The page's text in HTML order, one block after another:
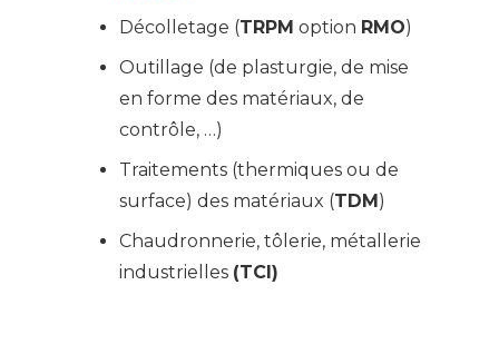
Décolletage (TRPM option RMO)
Outillage (de plasturgie, de mise
en forme des matériaux, de
contrôle, …)
Traitements (thermiques ou de
surface) des matériaux (TDM)
Chaudronnerie, tôlerie, métallerie
industrielles (TCI)